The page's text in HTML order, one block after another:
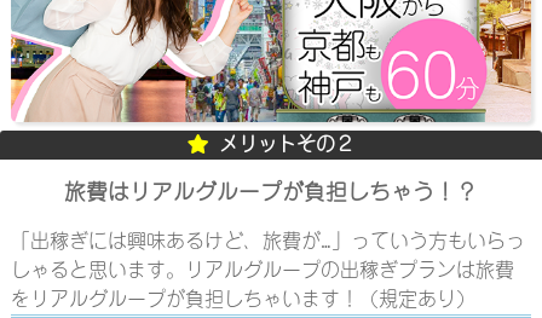
メリットその２
旅費はリアルグループが負担しちゃう！？
「出稼ぎには興味あるけど、旅費が…」っていう方もいらっ
しゃると思います。リアルグループの出稼ぎプランは旅費
をリアルグループが負担しちゃいます！（規定あり）